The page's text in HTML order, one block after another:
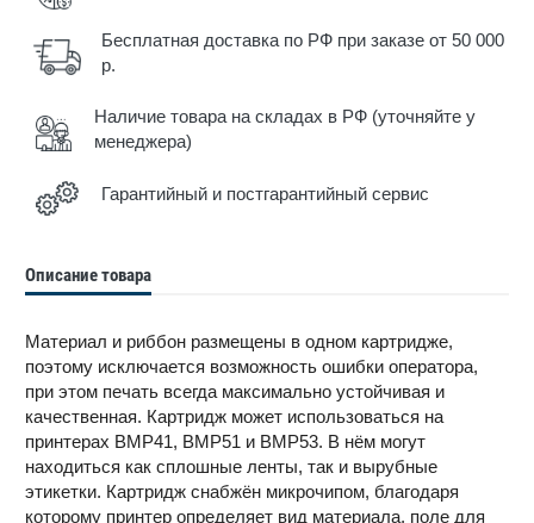
Бесплатная доставка по РФ при заказе от 50 000
р.
Наличие товара на складах в РФ (уточняйте у
менеджера)
Гарантийный и постгарантийный сервис
Описание товара
Материал и риббон размещены в одном картридже,
поэтому исключается возможность ошибки оператора,
при этом печать всегда максимально устойчивая и
качественная. Картридж может использоваться на
принтерах BMP41, BMP51 и BMP53. В нём могут
находиться как сплошные ленты, так и вырубные
этикетки. Картридж снабжён микрочипом, благодаря
которому принтер определяет вид материала, поле для